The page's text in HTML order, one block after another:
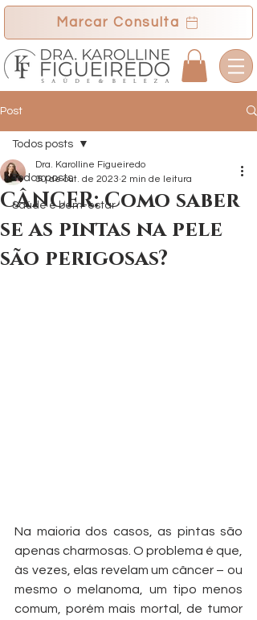
Marcar Consulta
Post
Todos posts
Saúde e bem-estar
Todos posts
CÂNCER: Como saber
se as pintas na pele
são perigosas?
Dra. Karolline Figueiredo
30 de out. de 2023 2 min de leitura
Na maioria dos casos, as pintas são
apenas charmosas. O problema é que,
às vezes, elas revelam um câncer – ou
mesmo o melanoma, um tipo menos
comum, porém mais mortal, de tumor